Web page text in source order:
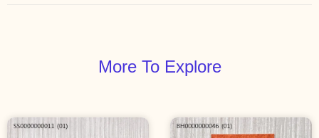
More To Explore